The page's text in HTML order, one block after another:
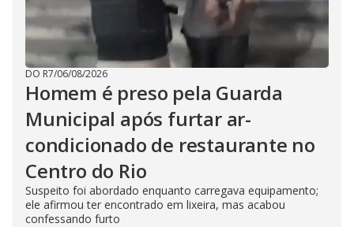
DO R7/06/08/2026
Homem é preso pela Guarda
Municipal após furtar ar-
condicionado de restaurante no
Centro do Rio
Suspeito foi abordado enquanto carregava equipamento;
ele afirmou ter encontrado em lixeira, mas acabou
confessando furto